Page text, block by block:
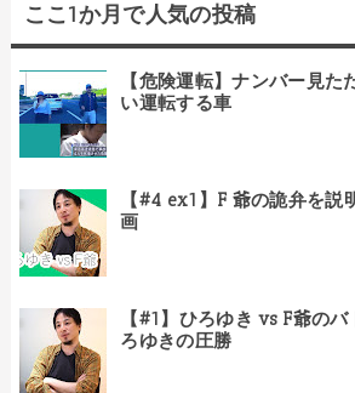
ここ1か月で人気の投稿
【危険運転】ナンバー見
い運転する車
【#4 ex1】F 爺の詭弁を説
画
【#1】ひろゆき vs F爺の
ろゆきの圧勝